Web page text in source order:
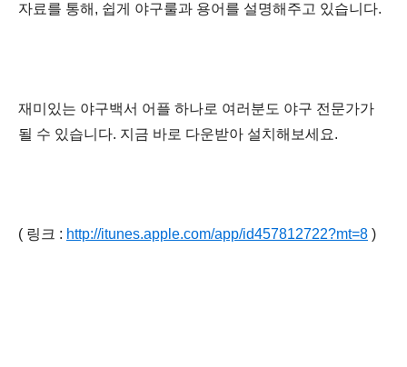
자료를 통해, 쉽게 야구룰과 용어를 설명해주고 있습니다.
재미있는 야구백서 어플 하나로 여러분도 야구 전문가가
될 수 있습니다. 지금 바로 다운받아 설치해보세요.
( 링크 : http://itunes.apple.com/app/id457812722?mt=8 )